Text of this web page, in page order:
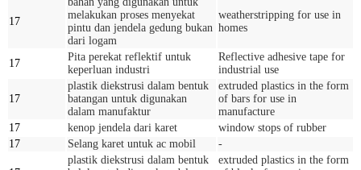
17
melakukan proses menyekat
pintu dan jendela gedung bukan
dari logam
weatherstripping for use in
homes
17
Pita perekat reflektif untuk
keperluan industri
Reflective adhesive tape for
industrial use
17
plastik diekstrusi dalam bentuk
batangan untuk digunakan
dalam manufaktur
extruded plastics in the form
of bars for use in
manufacture
17
kenop jendela dari karet
window stops of rubber
17
Selang karet untuk ac mobil -
plastik diekstrusi dalam bentuk
extruded plastics in the form